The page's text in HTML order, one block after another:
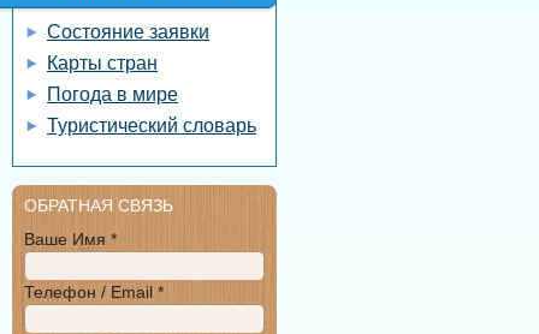
Состояние заявки
Карты стран
Погода в мире
Туристический словарь
ОБРАТНАЯ СВЯЗЬ
Ваше Имя *
Телефон / Email *